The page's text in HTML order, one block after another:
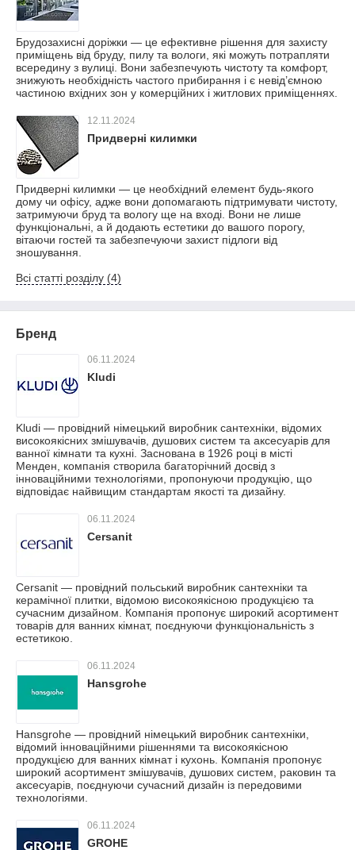
Брудозахисні доріжки — це ефективне рішення для захисту
приміщень від бруду, пилу та вологи, які можуть потрапляти
всередину з вулиці. Вони забезпечують чистоту та комфорт,
знижують необхідність частого прибирання і є невід’ємною
частиною вхідних зон у комерційних і житлових приміщеннях.
12.11.2024
Придверні килимки
Придверні килимки — це необхідний елемент будь-якого
дому чи офісу, адже вони допомагають підтримувати чистоту,
затримуючи бруд та вологу ще на вході. Вони не лише
функціональні, а й додають естетики до вашого порогу,
вітаючи гостей та забезпечуючи захист підлоги від
зношування.
Всі статті розділу (4)
Бренд
06.11.2024
Kludi
Kludi — провідний німецький виробник сантехніки, відомих
високоякісних змішувачів, душових систем та аксесуарів для
ванної кімнати та кухні. Заснована в 1926 році в місті
Менден, компанія створила багаторічний досвід з
інноваційними технологіями, пропонуючи продукцію, що
відповідає найвищим стандартам якості та дизайну.
06.11.2024
Cersanit
Cersanit — провідний польський виробник сантехніки та
керамічної плитки, відомою високоякісною продукцією та
сучасним дизайном. Компанія пропонує широкий асортимент
товарів для ванних кімнат, поєднуючи функціональність з
естетикою.
06.11.2024
Hansgrohe
Hansgrohe — провідний німецький виробник сантехніки,
відомий інноваційними рішеннями та високоякісною
продукцією для ванних кімнат і кухонь. Компанія пропонує
широкий асортимент змішувачів, душових систем, раковин та
аксесуарів, поєднуючи сучасний дизайн із передовими
технологіями.
06.11.2024
GROHE